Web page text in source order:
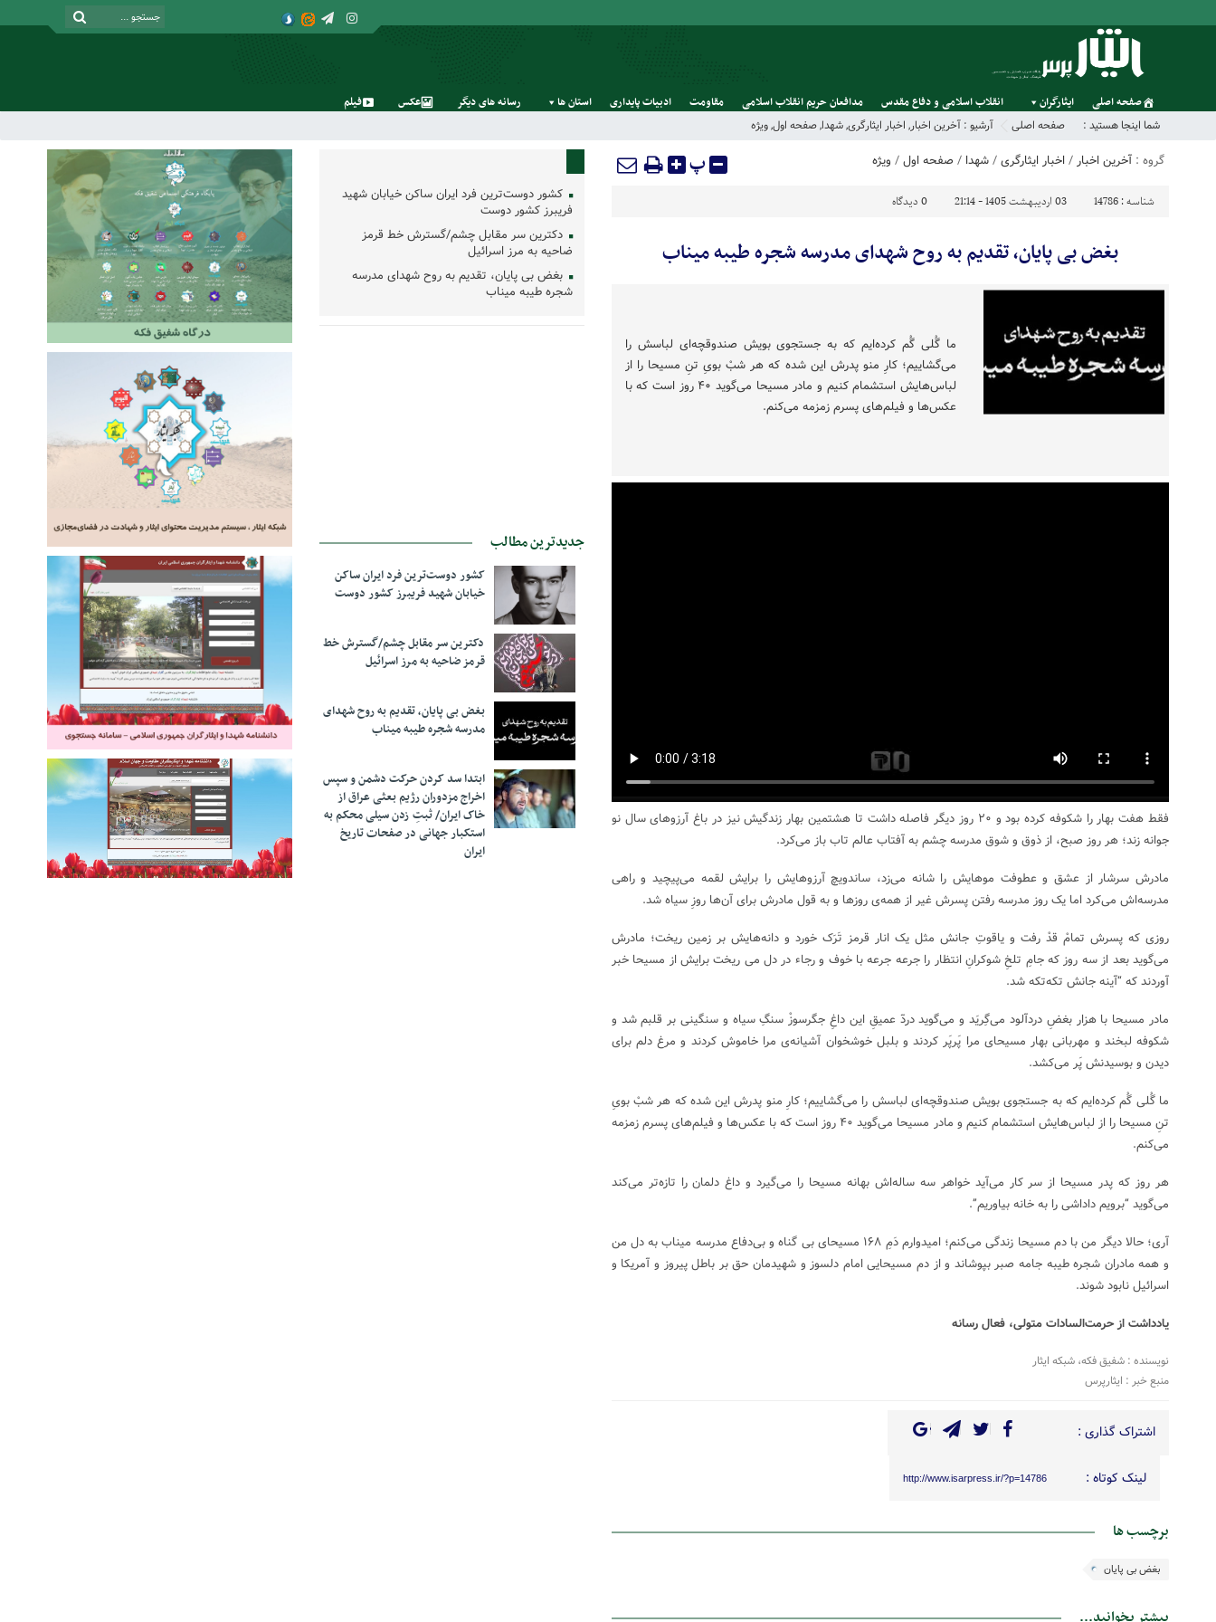
صفحه اصلی ایثارگران انقلاب اسلامی و دفاع مقدس مدافعان حریم انقلاب اسلامی مقاومت ادبیات پایداری استان‌ ها رسانه‌ های‌ دیگر عکس فیلم
شما اینجا هستید : صفحه اصلی آرشیو : آخرین اخبار, اخبار ایثارگری,شهدا,صفحه اول,ویژه
گروه : آخرین اخبار /اخبار ایثارگری/شهدا / صفحه اول/ ویژه پ
شناسه : 14786 03 اردیبهشت 1405 - 21:14 0 دیدگاه
بغض بی پایان، تقدیم به روح شهدای مدرسه شجره طیبه میناب
ما گُلی گُم کرده‌ایم که به جستجوی بویش صندوقچه‌ای لباسش را
می‌گشاییم؛ کارِ منو پدرش این شده که هر شبْ بویِ تنِ مسیحا را از
لباس‌هایش استشمام کنیم و مادر مسیحا می‌گوید ۴۰ روز است که با
عکس‌ها و فیلم‌های پسرم زمزمه می‌کنم.
فقط هفت بهار را شکوفه کرده بود و ۲۰ روز دیگر فاصله داشت تا هشتمین بهار زندگیش نیز در باغ آرزوهای سال نو
جوانه زند؛ هر روز صبح، از ذوق و شوق مدرسه چشم به آفتاب عالم تاب باز می‌کرد.
مادرش سرشار از عشق و عطوفت موهایش را شانه می‌زد، ساندویچ آرزوهایش را برایش لقمه می‌پیچید و راهی
مدرسه‌اش می‌کرد اما یک روز مدرسه رفتن پسرش غیر از همه‌ی روزها و به قول مادرش برای آن‌ها روزِ سیاه شد.
روزی که پسرش تمامْ قدْ رفت و یاقوتِ جانش مثل یک انار قرمز تَرَک خورد و دانه‌هایش بر زمین ریخت؛ مادرش
می‌گوید بعد از سه روز که جامِ تلخِ شوکرانِ انتظار را جرعه جرعه با خوف و رجاء در دل می ریخت برایش از مسیحا خبر
آوردند که “آینه جانش تکه‌تکه شد.
مادر مسیحا با هزار بغضِ دردآلود می‌گِریَد و می‌گوید دردٓ عمیقِ این داغِ جگرسوزْ سنگِ سیاه و سنگینی بر قلبم شد و
شکوفه لبخند و مهربانی بهار مسیحای مرا پَرپَر کردند و بلبل خوشخوان آشیانه‌ی مرا خاموش کردند و مرغ دلم برای
دیدن و بوسیدنش پَر می‌کشد.
ما گُلی گُم کرده‌ایم که به جستجوی بویش صندوقچه‌ای لباسش را می‌گشاییم؛ کارِ منو پدرش این شده که هر شبْ بویِ
تنِ مسیحا را از لباس‌هایش استشمام کنیم و مادر مسیحا می‌گوید ۴۰ روز است که با عکس‌ها و فیلم‌های پسرم زمزمه
می‌کنم.
هر روز که پدر مسیحا از سر کار می‌آید خواهر سه ساله‌اش بهانه مسیحا را می‌گیرد و داغ دلمان را تازه‌تر می‌کند
می‌گوید “برویم داداشی را به خانه بیاوریم”.
آری؛ حالا دیگر من با دم مسیحا زندگی می‌کنم؛ امیدوارم دَمِ ۱۶۸ مسیحای بی گناه و بی‌دفاع مدرسه میناب به دل من
و همه مادران شجره طیبه جامه‌ صبر بپوشاند و از دم مسیحایی امام دلسوز و شهیدمان حق بر باطل پیروز و آمریکا و
اسرائیل نابود شوند.
یادداشت از حرمت‌السادات متولی، فعال رسانه
نویسنده : شفیق فکه، شبکه ایثار
منبع خبر : ایثارپرس
اشتراک گذاری :
لینک کوتاه : http://www.isarpress.ir/?p=14786
برچسب ها
بغض بی پایان
کشور دوست‌ترین فرد ایران ساکن خیابان شهید
فریبرز کشور دوست
دکترین سر مقابل چشم/گسترش خط قرمز
ضاحیه به مرز اسرائیل
بغض بی پایان، تقدیم به روح شهدای مدرسه
شجره طیبه میناب
جدیدترین مطالب
کشور دوست‌ترین فرد ایران ساکن
خیابان شهید فریبرز کشور دوست
دکترین سر مقابل چشم/گسترش خط
قرمز ضاحیه به مرز اسرائیل
بغض بی پایان، تقدیم به روح شهدای
مدرسه شجره طیبه میناب
ابتدا سد کردن حرکت دشمن و سپس
اخراج مزدوران رژیم بعثی عراق از
خاک ایران/ ثبتِ زدن سیلی محکم به
استکبار جهانی در صفحات تاریخ
ایران